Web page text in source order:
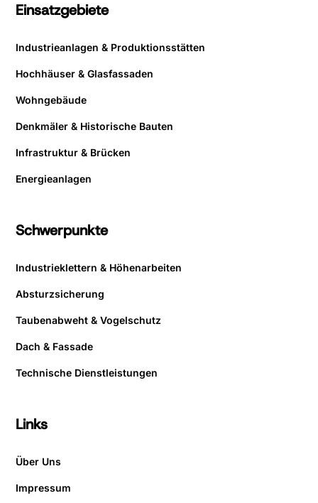
Einsatzgebiete
Industrieanlagen & Produktionsstätten
Hochhäuser & Glasfassaden
Wohngebäude
Denkmäler & Historische Bauten
Infrastruktur & Brücken
Energieanlagen
Schwerpunkte
Industrieklettern & Höhenarbeiten
Absturzsicherung
Taubenabweht & Vogelschutz
Dach & Fassade
Technische Dienstleistungen
Links
Über Uns
Impressum